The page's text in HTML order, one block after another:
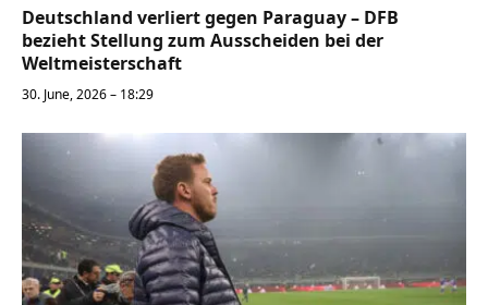
Deutschland verliert gegen Paraguay – DFB
bezieht Stellung zum Ausscheiden bei der
Weltmeisterschaft
30. June, 2026 – 18:29